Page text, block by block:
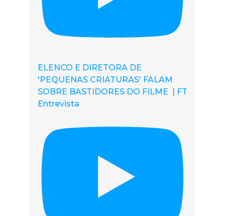
ELENCO E DIRETORA DE
'PEQUENAS CRIATURAS' FALAM
SOBRE BASTIDORES DO FILME | FT
Entrevista